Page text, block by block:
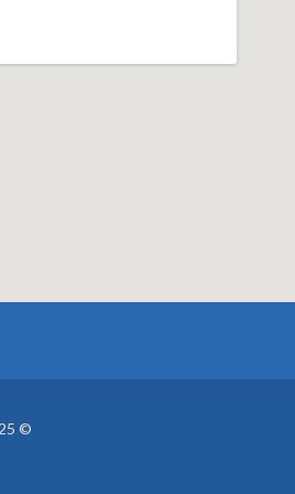
© 2025 H.T.A.DH